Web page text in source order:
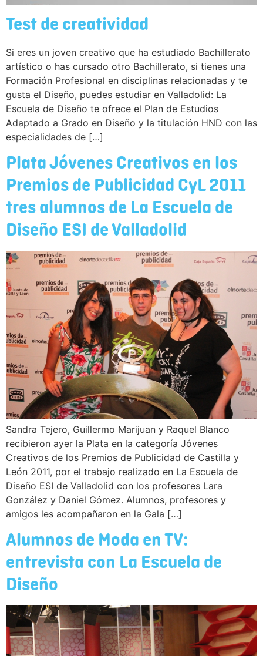
Test de creatividad
Si eres un joven creativo que ha estudiado Bachillerato
artístico o has cursado otro Bachillerato, si tienes una
Formación Profesional en disciplinas relacionadas y te
gusta el Diseño, puedes estudiar en Valladolid: La
Escuela de Diseño te ofrece el Plan de Estudios
Adaptado a Grado en Diseño y la titulación HND con las
especialidades de […]
Plata Jóvenes Creativos en los
Premios de Publicidad CyL 2011
tres alumnos de La Escuela de
Diseño ESI de Valladolid
Sandra Tejero, Guillermo Marijuan y Raquel Blanco
recibieron ayer la Plata en la categoría Jóvenes
Creativos de los Premios de Publicidad de Castilla y
León 2011, por el trabajo realizado en La Escuela de
Diseño ESI de Valladolid con los profesores Lara
González y Daniel Gómez. Alumnos, profesores y
amigos les acompañaron en la Gala […]
Alumnos de Moda en TV:
entrevista con La Escuela de
Diseño